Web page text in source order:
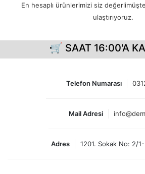
En hesaplı ürünlerimizi siz
ulaştırıyoruz.
🛒 SAAT 16:00'A
Telefon Numarası
Mail Adresi
Adres 1201. Sokak No: 2/